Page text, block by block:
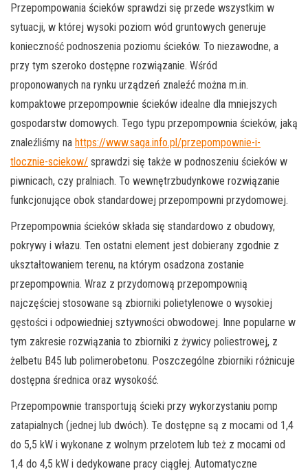
Przepompowania ścieków sprawdzi się przede wszystkim w
sytuacji, w której wysoki poziom wód gruntowych generuje
konieczność podnoszenia poziomu ścieków. To niezawodne, a
przy tym szeroko dostępne rozwiązanie. Wśród
proponowanych na rynku urządzeń znaleźć można m.in.
kompaktowe przepompownie ścieków idealne dla mniejszych
gospodarstw domowych. Tego typu przepompownia ścieków, jaką
znaleźliśmy na https://www.saga.info.pl/przepompownie-i-
tlocznie-sciekow/ sprawdzi się także w podnoszeniu ścieków w
piwnicach, czy pralniach. To wewnętrzbudynkowe rozwiązanie
funkcjonujące obok standardowej przepompowni przydomowej.
Przepompownia ścieków składa się standardowo z obudowy,
pokrywy i włazu. Ten ostatni element jest dobierany zgodnie z
ukształtowaniem terenu, na którym osadzona zostanie
przepompownia. Wraz z przydomową przepompownią
najczęściej stosowane są zbiorniki polietylenowe o wysokiej
gęstości i odpowiedniej sztywności obwodowej. Inne popularne w
tym zakresie rozwiązania to zbiorniki z żywicy poliestrowej, z
żelbetu B45 lub polimerobetonu. Poszczególne zbiorniki różnicuje
dostępna średnica oraz wysokość.
Przepompownie transportują ścieki przy wykorzystaniu pomp
zatapialnych (jednej lub dwóch). Te dostępne są z mocami od 1,4
do 5,5 kW i wykonane z wolnym przelotem lub też z mocami od
1,4 do 4,5 kW i dedykowane pracy ciągłej. Automatyczne